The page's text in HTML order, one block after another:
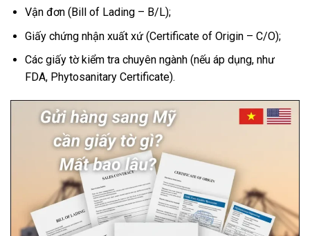
Vận đơn (Bill of Lading – B/L);
Giấy chứng nhận xuất xứ (Certificate of Origin – C/O);
Các giấy tờ kiểm tra chuyên ngành (nếu áp dụng, như
FDA, Phytosanitary Certificate).